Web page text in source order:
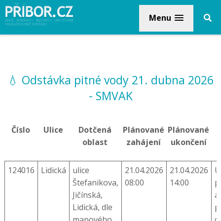
Menu
💧 Odstávka pitné vody 21. dubna 2026
- SMVAK
Číslo Ulice
Dotčená
oblast
Plánované
zahájení
Plánované
ukončení
124016
Lidická
ulice
Štefanikova,
Jičínská,
Lidická, dle
21.04.2026
08:00
21.04.2026
14:00
a